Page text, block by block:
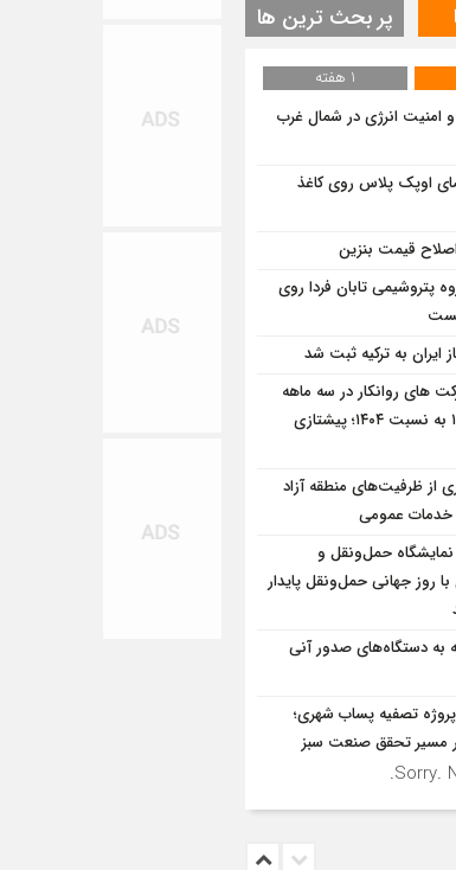
پر بحث ترین ها
1 هفته
امنیت انرژی در شمال‌ غرب
اوپک پلاس روی کاغذ
اصلاح قیمت بنزین
پتروشیمی تابان فردا روی
ایران به ترکیه ثبت شد
های روانکار در سه ماهه
نخست سال ۱۴۰۵ به نسبت ۱۴۰۴؛ پیشتازی
از ظرفیت‌های منطقه آزاد
خدمات عمومی
نمایشگاه حمل‌ونقل و
روز جهانی حمل‌ونقل پایدار
۱۳۰ ناحیه به دستگاه‌های صدور آنی
پروژه تصفیه پساب شهری؛
مسیر تحقق صنعت سبز
Sorry.